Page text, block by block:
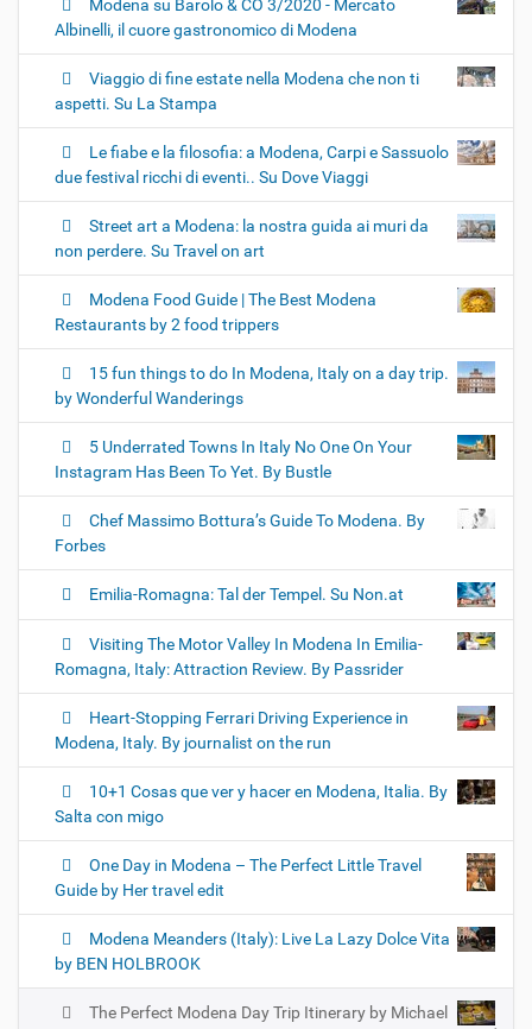
Modena su Barolo & CO 3/2020 - Mercato
Albinelli, il cuore gastronomico di Modena
Viaggio di fine estate nella Modena che non ti
aspetti. Su La Stampa
Le fiabe e la filosofia: a Modena, Carpi e Sassuolo
due festival ricchi di eventi.. Su Dove Viaggi
Street art a Modena: la nostra guida ai muri da
non perdere. Su Travel on art
Modena Food Guide | The Best Modena
Restaurants by 2 food trippers
15 fun things to do In Modena, Italy on a day trip.
by Wonderful Wanderings
5 Underrated Towns In Italy No One On Your
Instagram Has Been To Yet. By Bustle
Chef Massimo Bottura’s Guide To Modena. By
Forbes
Emilia-Romagna: Tal der Tempel. Su Non.at
Visiting The Motor Valley In Modena In Emilia-
Romagna, Italy: Attraction Review. By Passrider
Heart-Stopping Ferrari Driving Experience in
Modena, Italy. By journalist on the run
10+1 Cosas que ver y hacer en Modena, Italia. By
Salta con migo
One Day in Modena – The Perfect Little Travel
Guide by Her travel edit
Modena Meanders (Italy): Live La Lazy Dolce Vita
by BEN HOLBROOK
The Perfect Modena Day Trip Itinerary by Michael